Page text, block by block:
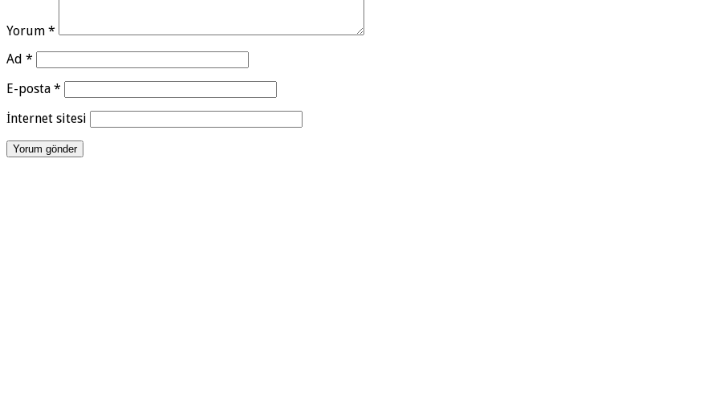
Yorum *
Ad *
E-posta *
İnternet sitesi